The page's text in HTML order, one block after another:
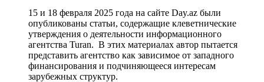
15 и 18 февраля 2025 года на сайте Day.az были
опубликованы статьи, содержащие клеветнические
утверждения о деятельности информационного
агентства Turan. В этих материалах автор пытается
представить агентство как зависимое от западного
финансирования и подчиняющееся интересам
зарубежных структур.